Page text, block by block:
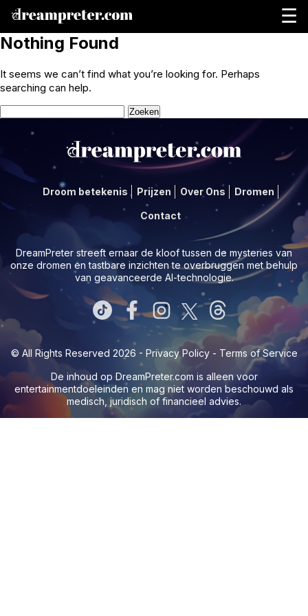
☰
Nothing Found
It seems we can’t find what you’re looking for. Perhaps
searching can help.
Zoeken
naar:
Droom betekenis Prijzen Over Ons Dromen
Contact
DreamPreter streeft ernaar de kloof tussen de mysteries van
onze dromen en tastbare inzichten te overbruggen met behulp
van geavanceerde AI-technologie.
© All Rights Reserved 2026 - Privacy Policy- Terms of Service
De inhoud opDreamPreter.com is alleen voor
entertainmentdoeleinden en mag niet worden beschouwd als
medisch, juridisch of financieel advies.